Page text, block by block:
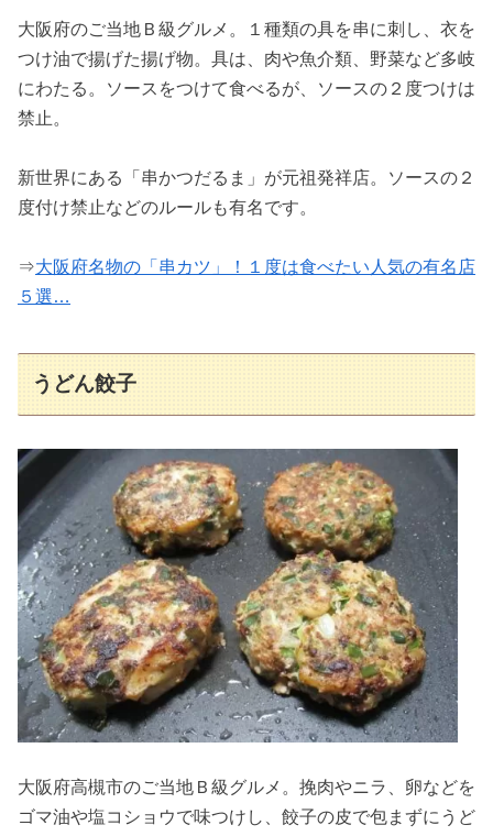
大阪府のご当地Ｂ級グルメ。１種類の具を串に刺し、衣を
つけ油で揚げた揚げ物。具は、肉や魚介類、野菜など多岐
にわたる。ソースをつけて食べるが、ソースの２度つけは
禁止。
新世界にある「串かつだるま」が元祖発祥店。ソースの２
度付け禁止などのルールも有名です。
⇒大阪府名物の「串カツ」！１度は食べたい人気の有名店
５選…
うどん餃子
大阪府高槻市のご当地Ｂ級グルメ。挽肉やニラ、卵などを
ゴマ油や塩コショウで味つけし、餃子の皮で包まずにうど